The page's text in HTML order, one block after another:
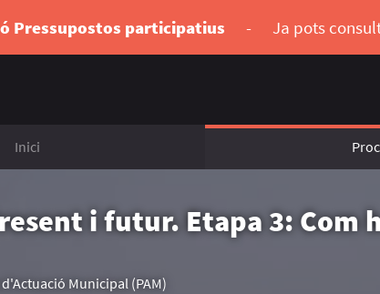
Pressupostos participatius - Ja pots
Inici
i futur. Etapa 3: Com
d'Actuació Municipal (PAM)